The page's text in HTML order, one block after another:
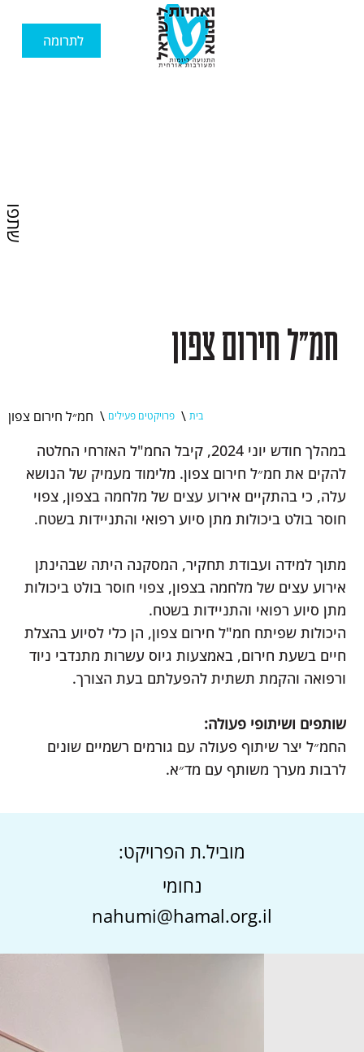
לתרומה
חמ״ל חירום צפון
במהלך חודש יוני 2024, קיבל החמ"ל האזרחי החלטה
להקים את חמ״ל חירום צפון. מלימוד מעמיק של הנושא
עלה, כי בהתקיים אירוע עצים של מלחמה בצפון, צפוי
חוסר בולט ביכולות מתן סיוע רפואי והתניידות בשטח.
מתוך למידה ועבודת תחקיר, המסקנה היתה שבהינתן
אירוע עצים של מלחמה בצפון, צפוי חוסר בולט ביכולות
מתן סיוע רפואי והתניידות בשטח.
היכולות שפיתח חמ"ל חירום צפון, הן כלי לסיוע בהצלת
חיים בשעת חירום, באמצעות גיוס עשרות מתנדבי ניוד
ורפואה והקמת תשתית להפעלתם בעת הצורך.
שותפים ושיתופי פעולה:
החמ״ל יצר שיתוף פעולה עם גורמים רשמיים שונים
לרבות מערך משותף עם מד״א.
חמ״ל חירום צפון \ פרויקטים פעילים \ בית
nahumi@hamal.org.il
נחומי
מוביל.ת הפרויקט:
שתפו